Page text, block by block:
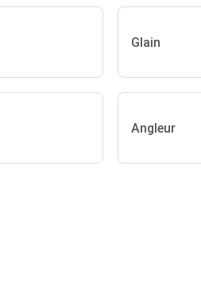
Glain
Angleur